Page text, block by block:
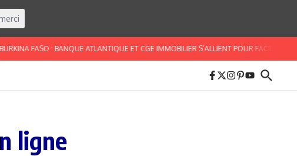
FASO : BANQUE ATLANTIQUE ET CGE IMMOBILIER S’ALLIENT POUR FACILITER
ligne